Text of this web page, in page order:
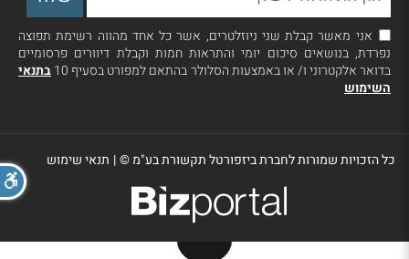
אני מאשר קבלת שני ניוזלטרים, אשר כל אחד מהווה רשימת תפוצה
נפרדת, בנושאים סיכום יומי והתראות חמות וקבלת דיוורים פרסומיים
בדואר אלקטרוני ו/ או באמצעות הסלולר בהתאם למפורט בסעיף 10
בתנאי
השימוש
כל הזכויות שמורות לחברת ביזפורטל תקשורת בע"מ ©| תנאי שימוש